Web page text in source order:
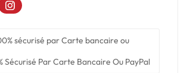
Sécurisé Par Carte Bancaire Ou PayPal